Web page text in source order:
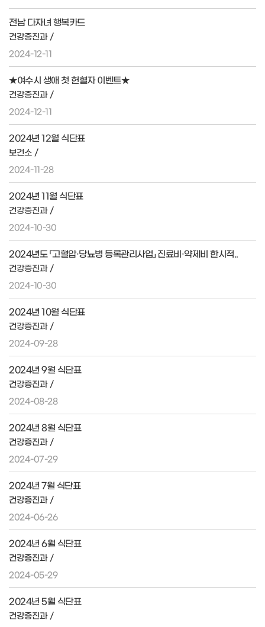
전남 다자녀 행복카드
건강증진과 /
2024-12-11
★여수시 생애 첫 헌혈자 이벤트★
건강증진과 /
2024-12-11
2024년 12월 식단표
보건소 /
2024-11-28
2024년 11월 식단표
건강증진과 /
2024-10-30
2024년도 「고혈압·당뇨병 등록관리사업」 진료비·약제비 한시적..
건강증진과 /
2024-10-30
2024년 10월 식단표
건강증진과 /
2024-09-28
2024년 9월 식단표
건강증진과 /
2024-08-28
2024년 8월 식단표
건강증진과 /
2024-07-29
2024년 7월 식단표
건강증진과 /
2024-06-26
2024년 6월 식단표
건강증진과 /
2024-05-29
2024년 5월 식단표
건강증진과 /